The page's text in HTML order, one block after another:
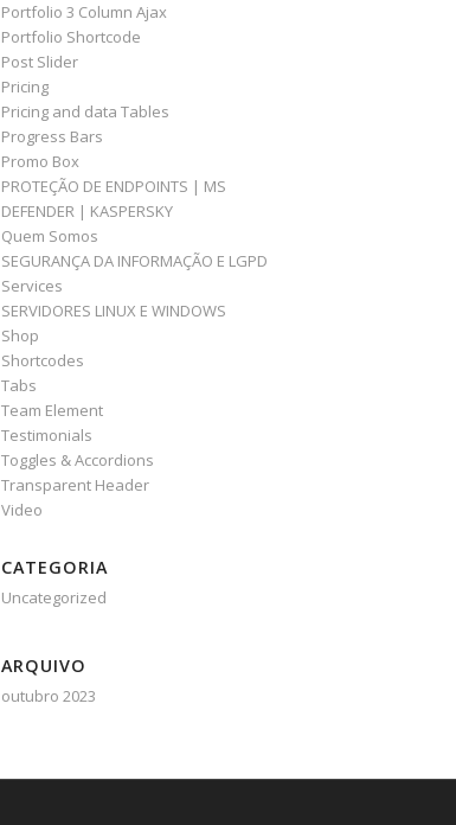
Portfolio 3 Column Ajax
Portfolio Shortcode
Post Slider
Pricing
Pricing and data Tables
Progress Bars
Promo Box
PROTEÇÃO DE ENDPOINTS | MS
DEFENDER | KASPERSKY
Quem Somos
SEGURANÇA DA INFORMAÇÃO E LGPD
Services
SERVIDORES LINUX E WINDOWS
Shop
Shortcodes
Tabs
Team Element
Testimonials
Toggles & Accordions
Transparent Header
Video
CATEGORIA
Uncategorized
ARQUIVO
outubro 2023